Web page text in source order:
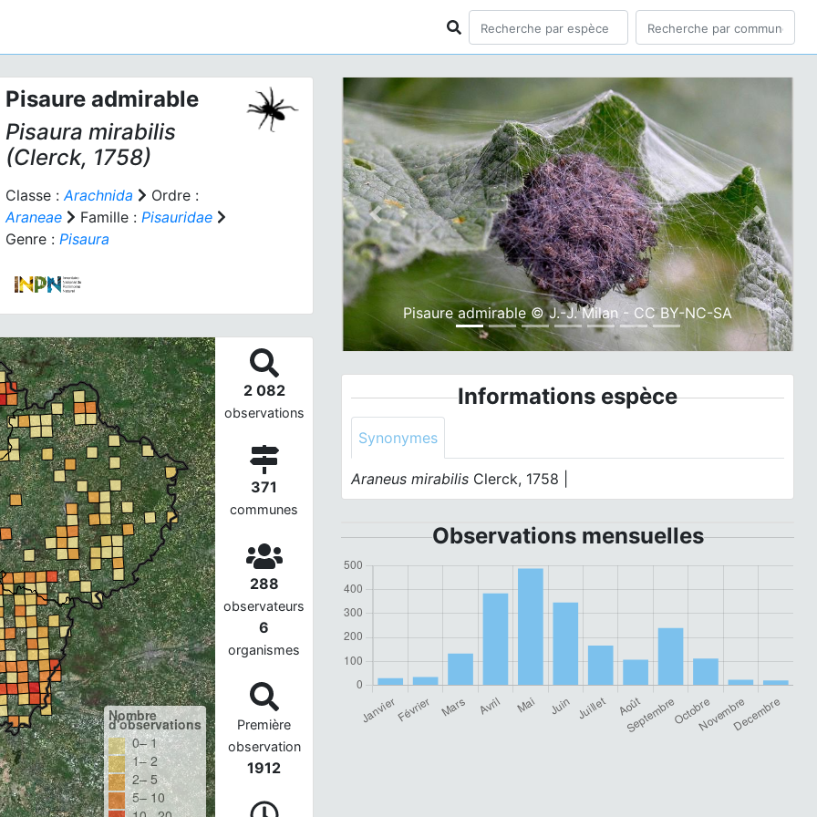
Pisaure admirable
Pisaura mirabilis
(Clerck, 1758)
Classe :Arachnida
Ordre :
Araneae
Famille : Pisauridae
Genre : Pisaura
Nombre
d'observations
0– 1
1– 2
2– 5
5– 10
2 082
observations
371
communes
288
observateurs
6
organismes
Première
observation
1912
Pisaure admirable © J.-J. Milan - CC BY-NC-SA
Previous Next
Informations espèce
Synonymes
Araneus mirabilis Clerck, 1758 |
Observations mensuelles